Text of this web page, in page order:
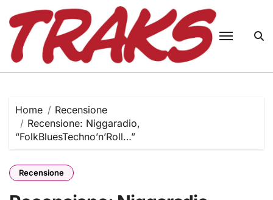
content
Home
Recensione
Recensione: Niggaradio,
“FolkBluesTechno’n’Roll…”
Recensione